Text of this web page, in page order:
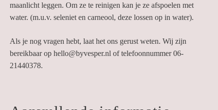
maanlicht leggen. Om ze te reinigen kan je ze afspoelen met
water. (m.u.v. seleniet en carneool, deze lossen op in water).
Als je nog vragen hebt, laat het ons gerust weten. Wij zijn
bereikbaar op hello@byvesper.nl of telefoonnummer06-
21440378.